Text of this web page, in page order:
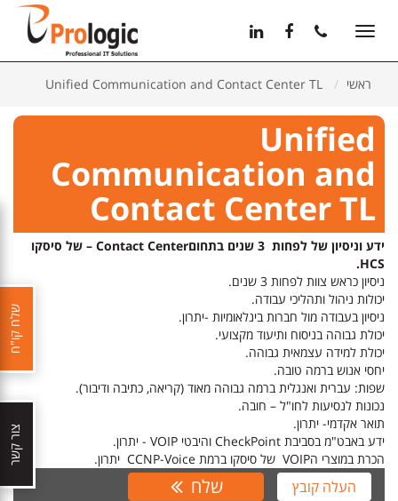
Toggle
ראשי
Unified
Communication and
Contact Center TL
ידע וניסיון של לפחות 3 שנים בתחוםContact Center – של סיסקו
HCS.
ניסיון כראש צוות לפחות 3 שנים.
יכולות ניהול ותהליכי עבודה.
ניסיון בעבודה מול חברות בינלאומיות -יתרון.
יכולת גבוהה בניסוח ותיעוד מקצועי.
יכולת למידה עצמאית גבוהה.
יחסי אנוש ברמה טובה.
שפות: עברית ואנגלית ברמה גבוהה מאוד (קריאה, כתיבה ודיבור).
נכונות לנסיעות לחו"ל – חובה.
תואר אקדמי- יתרון.
ידע באבט"מ בסביבת CheckPoint והיבטי VOIP - יתרון.
הכרת במוצרי הVOIP של סיסקו ברמת CCNP-Voice יתרון.
העלה קובץ שלח
שלח קו"ח
צור קשר